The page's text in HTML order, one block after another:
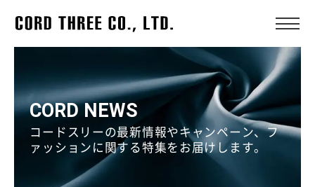
CORD NEWS
コードスリーの最新情報やキャンペーン、フ
ァッションに関する特集をお届けします。